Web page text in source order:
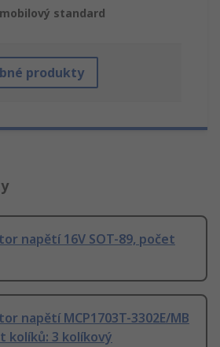
standard
produkty
napětí 16V SOT-89, počet
napětí MCP1703T-3302E/MB
kolíků: 3 kolíkový